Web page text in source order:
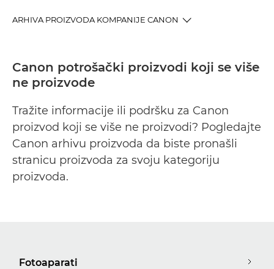
ARHIVA PROIZVODA KOMPANIJE CANON
NAJNOVIJI PROIZVODI
PODRŠKA
Canon potrošački proizvodi koji se više
ne proizvode
Tražite informacije ili podršku za Canon
proizvod koji se više ne proizvodi? Pogledajte
Canon arhivu proizvoda da biste pronašli
stranicu proizvoda za svoju kategoriju
proizvoda.
Fotoaparati